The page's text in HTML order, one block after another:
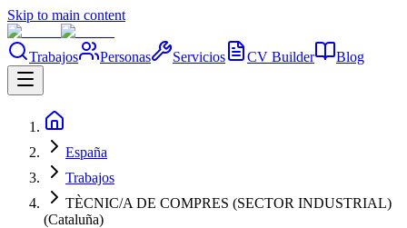
Skip to main content
Trabajos Personas Servicios CV Builder Blog
España
Trabajos
TÈCNIC/A DE COMPRES (SECTOR INDUSTRIAL)
(Cataluña)